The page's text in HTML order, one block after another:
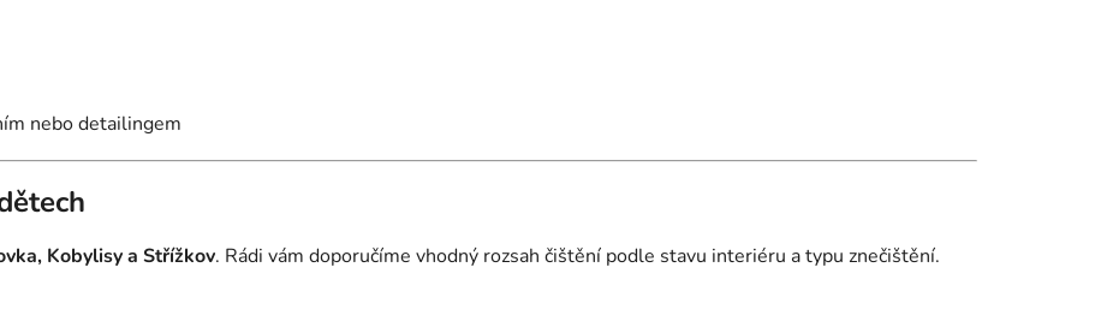
nebo detailingem
Kobylisy a Střížkov. Rádi vám doporučíme vhodný rozsah čištění podle stavu interiéru a typu znečištění.